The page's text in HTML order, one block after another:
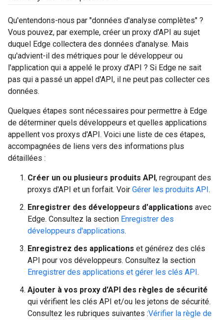
Qu'entendons-nous par "données d'analyse complètes" ?
Vous pouvez, par exemple, créer un proxy d'API au sujet
duquel Edge collectera des données d'analyse. Mais
qu'advient-il des métriques pour le développeur ou
l'application qui a appelé le proxy d'API ? Si Edge ne sait
pas qui a passé un appel d'API, il ne peut pas collecter ces
données.
Quelques étapes sont nécessaires pour permettre à Edge
de déterminer quels développeurs et quelles applications
appellent vos proxys d'API. Voici une liste de ces étapes,
accompagnées de liens vers des informations plus
détaillées :
Créer un ou plusieurs produits API, regroupant des
proxys d'API et un forfait. Voir Gérer les produits API.
Enregistrer des développeurs d'applications avec
Edge. Consultez la section Enregistrer des
développeurs d'applications.
Enregistrez des applications et générez des clés
API pour vos développeurs. Consultez la section
Enregistrer des applications et gérer les clés API.
Ajouter à vos proxy d'API des règles de sécurité
qui vérifient les clés API et/ou les jetons de sécurité.
Consultez les rubriques suivantes :Vérifier la règle de